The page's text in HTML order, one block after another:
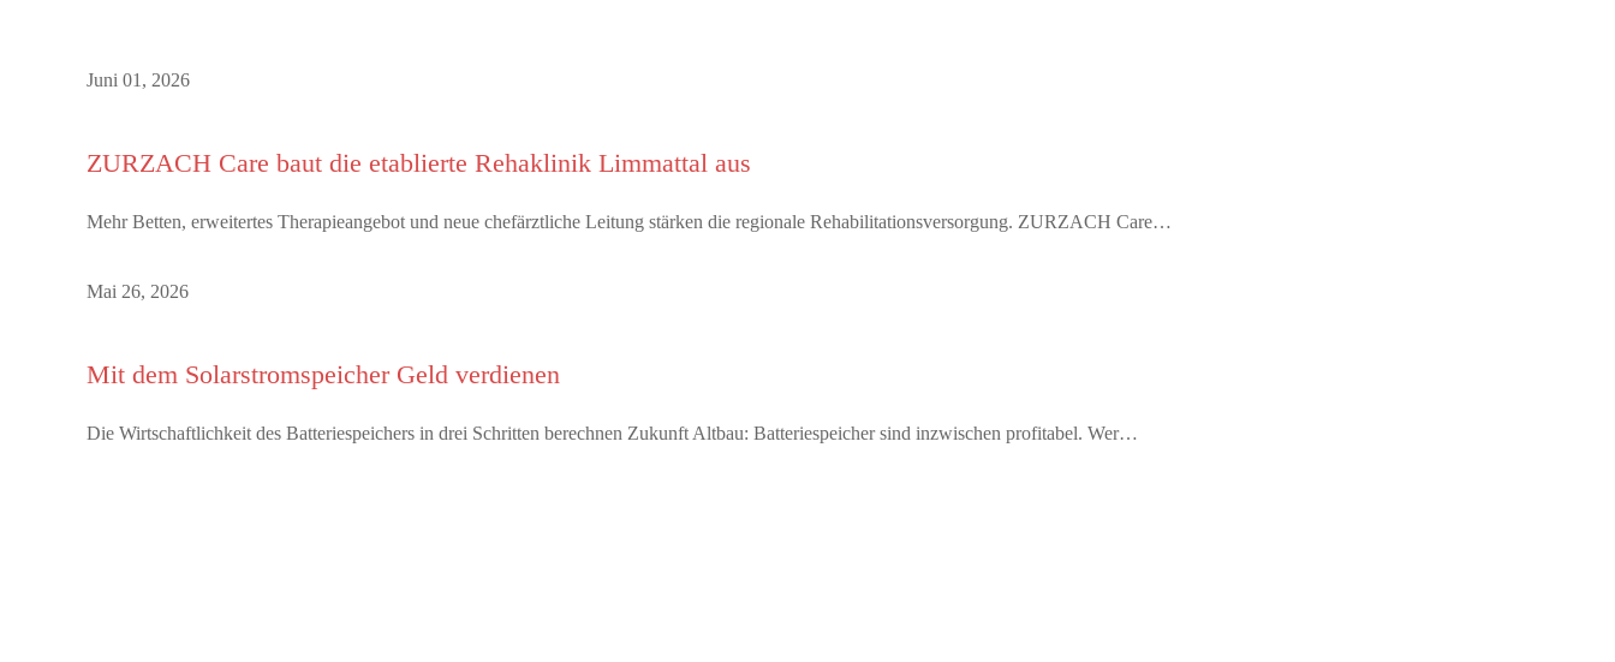
Juni 01, 2026
ZURZACH Care baut die etablierte Rehaklinik Limmattal aus
Mehr Betten, erweitertes Therapieangebot und neue chefärztliche Leitung stärken die regionale Rehabilitationsversorgung. ZURZACH Care…
Mai 26, 2026
Mit dem Solarstromspeicher Geld verdienen
Die Wirtschaftlichkeit des Batteriespeichers in drei Schritten berechnen Zukunft Altbau: Batteriespeicher sind inzwischen profitabel. Wer…